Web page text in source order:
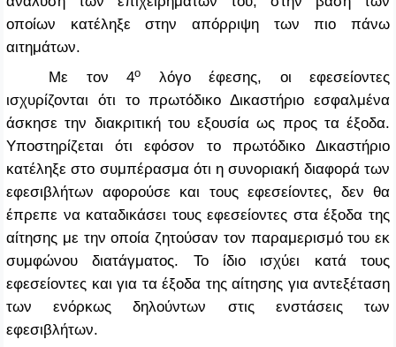
οποίων κατέληξε στην απόρριψη των πιο πάνω
αιτημάτων.
Με τον 4ο
λόγο έφεσης, οι εφεσείοντες
ισχυρίζονται ότι το πρωτόδικο Δικαστήριο εσφαλμένα
άσκησε την διακριτική του εξουσία ως προς τα έξοδα.
Υποστηρίζεται ότι εφόσον το πρωτόδικο Δικαστήριο
κατέληξε στο συμπέρασμα ότι η συνοριακή διαφορά των
εφεσιβλήτων αφορούσε και τους εφεσείοντες, δεν θα
έπρεπε να καταδικάσει τους εφεσείοντες στα έξοδα της
αίτησης με την οποία ζητούσαν τον παραμερισμό του εκ
συμφώνου διατάγματος. Το ίδιο ισχύει κατά τους
εφεσείοντες και για τα έξοδα της αίτησης για αντεξέταση
των ενόρκως δηλούντων στις ενστάσεις των
εφεσιβλήτων.